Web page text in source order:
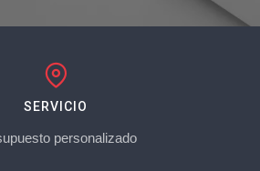
SERVICIO
personalizado